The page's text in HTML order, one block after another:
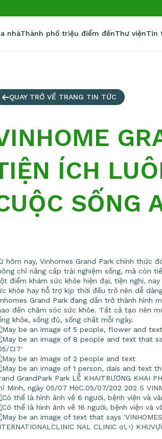
nhàThành phố triệu điểm đếnThư việnTin
QUAY TRỞ VỀ TRANG TIN TỨC
ÍCH
SỐNG
hôm nay, Vinhomes Grand Park chính thức
chỉ nâng cấp trải nghiệm sống, mà còn
điểm khám sức khỏe hiện đại, tiện nghi,
khỏe hay hỗ trợ kịp thời đều trở nên dễ
Grand Park đang dần trở thành hình
đến chăm sóc sức khỏe. Tất cả tạo nên
khỏe, sống đủ, sống chất mỗi ngày.